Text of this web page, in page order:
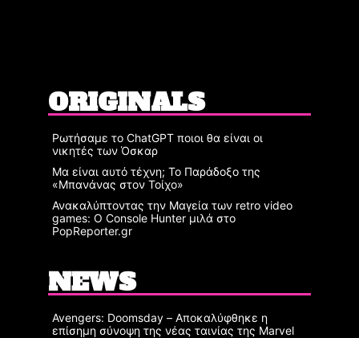
ORIGINALS
Ρωτήσαμε το ChatGPT ποιοι θα είναι οι
νικητές των Όσκαρ
Μα είναι αυτό τέχνη; Το Παράδοξο της
«Μπανάνας στον Τοίχο»
Ανακαλύπτοντας την Μαγεία των retro video
games: Ο Console Hunter μιλά στο
PopReporter.gr
NEWS
Avengers: Doomsday – Αποκαλύφθηκε η
επίσημη σύνοψη της νέας ταινίας της Marvel